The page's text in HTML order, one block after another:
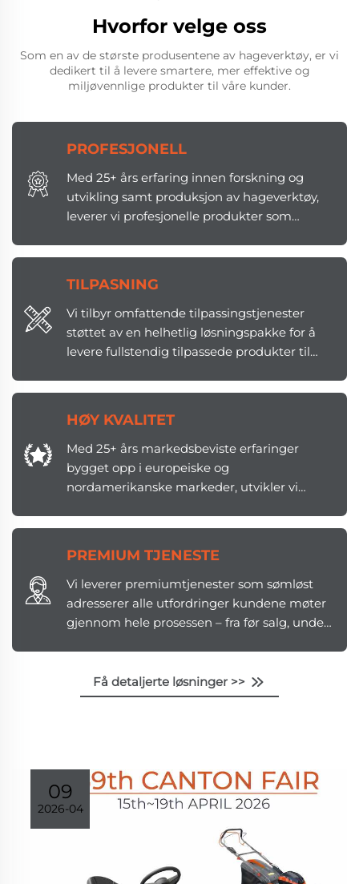
Hvorfor velge oss
Som en av de største produsentene av hageverktøy, er vi
dedikert til å levere smartere, mer effektive og
miljøvennlige produkter til våre kunder.
PROFESJONELL
Med 25+ års erfaring innen forskning og
utvikling samt produksjon av hageverktøy,
leverer vi profesjonelle produkter som
markedsbehov.
TILPASNING
Vi tilbyr omfattende tilpassingstjenester
støttet av en helhetlig løsningspakke for å
levere fullstendig tilpassede produkter til
HØY KVALITET
Med 25+ års markedsbeviste erfaringer
bygget opp i europeiske og
nordamerikanske markeder, utvikler vi
stemmer overens med kundenes stadig
PREMIUM TJENESTE
Vi leverer premiumtjenester som sømløst
adresserer alle utfordringer kundene møter
gjennom hele prosessen – fra før salg, under
Få detaljerte løsninger >>
09
2026-04